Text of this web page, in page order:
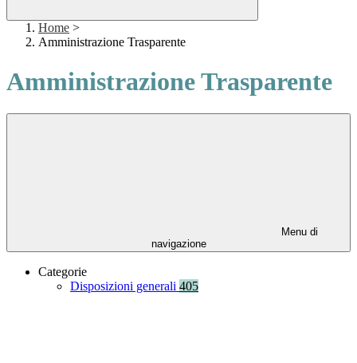
Home >
Amministrazione Trasparente
Amministrazione Trasparente
Menu di
navigazione
Categorie
Disposizioni generali 405